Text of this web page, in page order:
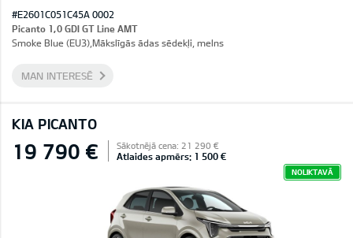
#E2601C051C45A 0002
Picanto 1,0 GDI GT Line AMT
Smoke Blue (EU3),Mākslīgās ādas sēdekļi, melns
MAN INTERESĒ
KIA PICANTO
19 790 € Sākotnējā cena: 21 290 €
Atlaides apmērs: 1 500 €
NOLIKTAVĀ